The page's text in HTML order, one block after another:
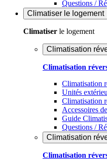
Questions /
Climatiser le logement
Climatiser le logement
Climatisation
Climatisation
Climatisation
Unités
Climatisation
Accessoires
Guide
Questions /
Climatisation
Climatisation